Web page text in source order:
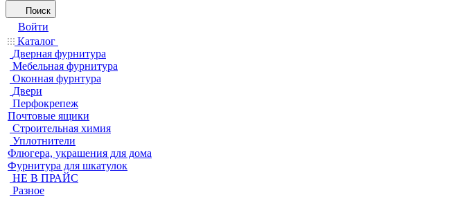
Поиск
Войти
Каталог
Дверная фурнитура
Мебельная фурнитура
Оконная фурнтура
Двери
Перфокрепеж
Почтовые ящики
Строительная химия
Уплотнители
Флюгера, украшения для дома
Фурнитура для шкатулок
НЕ В ПРАЙС
Разное